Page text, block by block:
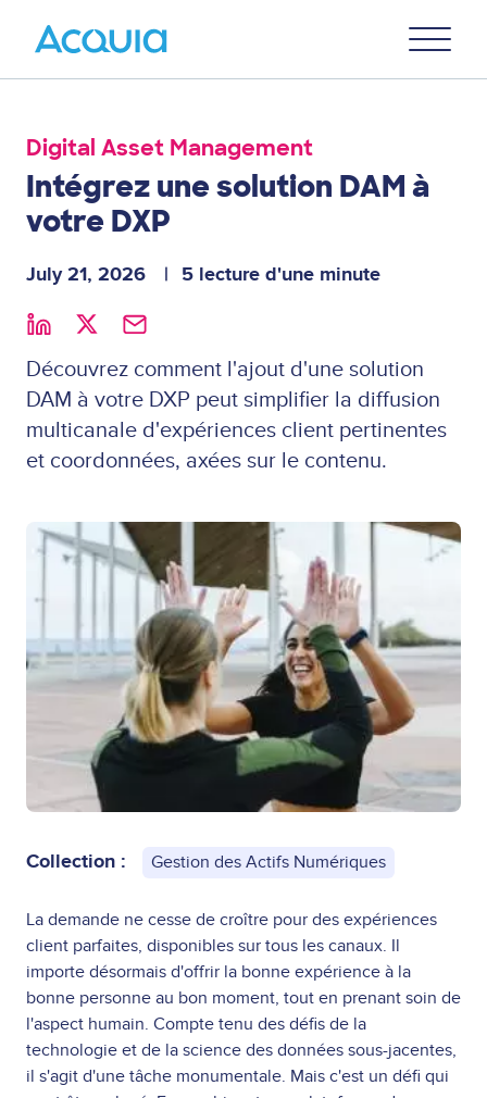
Menu
Digital Asset Management
Intégrez une solution DAM à
votre DXP
July 21, 2026 5 lecture d'une minute
Découvrez comment l'ajout d'une solution
DAM à votre DXP peut simplifier la diffusion
multicanale d'expériences client pertinentes
et coordonnées, axées sur le contenu.
Collection : Gestion des Actifs Numériques
La demande ne cesse de croître pour des expériences
client parfaites, disponibles sur tous les canaux. Il
importe désormais d'offrir la bonne expérience à la
bonne personne au bon moment, tout en prenant soin de
l'aspect humain. Compte tenu des défis de la
technologie et de la science des données sous-jacentes,
il s'agit d'une tâche monumentale. Mais c'est un défi qui